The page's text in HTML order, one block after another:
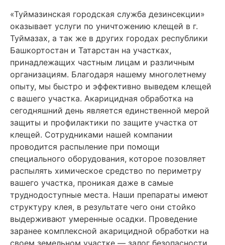
«Туймазинская городская служба дезинсекции»
оказывает услуги по уничтожению клещей в г.
Туймазах, а так же в других городах республики
Башкортостан и Татарстан на участках,
принадлежащих частным лицам и различным
организациям. Благодаря нашему многолетнему
опыту, мы быстро и эффективно выведем клещей
с вашего участка. Акарицидная обработка на
сегодняшний день является единственной мерой
защиты и профилактики по защите участка от
клещей. Сотрудниками нашей компании
проводится распыление при помощи
специального оборудования, которое позовляет
распылять химическое средство по периметру
вашего участка, проникая даже в самые
труднодоступные места. Наши препараты имеют
структуру клея, в результате чего они стойко
выдерживают умеренные осадки. Проведение
заранее комплексной акарицидной обработки на
своем земельном участке — залог безопасности